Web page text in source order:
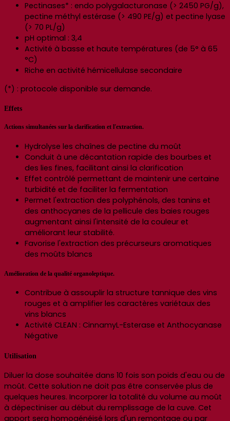
Pectinases* : endo polygalacturonase (> 2450 PG/g),
pectine méthyl estérase (> 490 PE/g) et pectine lyase
(> 70 PL/g)
pH optimal : 3,4
Activité à basse et haute températures (de 5° à 65
°C)
Riche en activité hémicellulase secondaire
(*) : protocole disponible sur demande.
Effets
Actions simultanées sur la clarification et l'extraction.
Hydrolyse les chaînes de pectine du moût
Conduit à une décantation rapide des bourbes et
des lies fines, facilitant ainsi la clarification
Effet contrôlé permettant de maintenir une certaine
turbidité et de faciliter la fermentation
Permet l'extraction des polyphénols, des tanins et
des anthocyanes de la pellicule des baies rouges
augmentant ainsi l'intensité de la couleur et
améliorant leur stabilité.
Favorise l'extraction des précurseurs aromatiques
des moûts blancs
Amélioration de la qualité organoleptique.
Contribue à assouplir la structure tannique des vins
rouges et à amplifier les caractères variétaux des
vins blancs
Activité CLEAN : CinnamyL-Esterase et Anthocyanase
Négative
Utilisation
Diluer la dose souhaitée dans 10 fois son poids d'eau ou de
moût. Cette solution ne doit pas être conservée plus de
quelques heures. Incorporer la totalité du volume au moût
à dépectiniser au début du remplissage de la cuve. Cet
apport sera homogénéisé lors d'un remontage ou par